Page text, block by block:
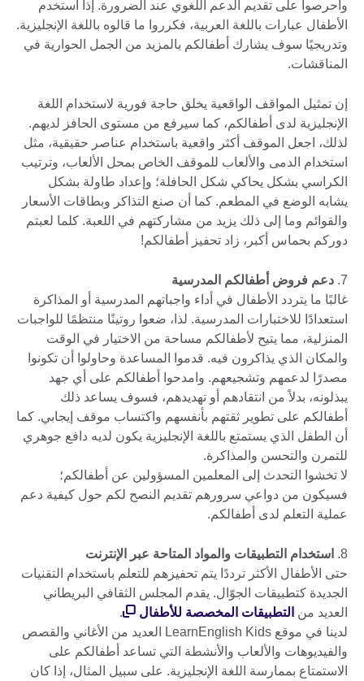
واحرصوا على تقديم الدعم اللغوي عند الضرورة. إذا استخدم
الأطفال عبارات باللغة العربية، فكرروا ما قالوه باللغة الإنجليزية.
وتدريجيًا سوف يشارك أطفالكم بالمزيد من الجمل الحوارية في
المناقشات.
إن تمثيل المواقف الواقعية يخلق حاجة فورية لاستخدام اللغة
الإنجليزية لدى أطفالكم، كما سيرفع من مستوى الحافز لديهم.
لذلك، اجعل الموقف أكثر واقعية باستخدام عناصر حقيقية، مثل
استخدام الدمى والألعاب للموقف الخاص بمحل الألعاب، وترتيب
الكراسي بشكل يحاكي شكل الحافلة؛ وإعداد طاولة بشكل
يشابه الوضع في المطعم. كما أن صنع التذاكر وبطاقات الأسعار
والقوائم وما إلى ذلك يزيد من مشاركتهم في اللعبة. كلما لعبتم
دوركم بحماس أكبر، زاد تحفيز أطفالكم!
7. دعم فروض أطفالكم المدرسية
غالبًا ما يتردد الأطفال في أداء واجباتهم المدرسية أو المذاكرة
استعدادًا للاختبارات المدرسية. لذا، ضعوا روتينًا منتظمًا للواجبات
المنزلية، مما يتيح لأطفالكم مساحة من الاختيار في الوقت
والمكان الذي يذاكرون فيه. قدموا المساعدة وحاولوا أن تكونوا
مصدرًا لدعمهم وتشجيعهم. وامدحوا أطفالكم على أي جهد
يبذلونه، بدلاً من انتقادهم أو تهديدهم، فسوف يساعد ذلك
أطفالكم على تطوير ثقتهم بأنفسهم واكتساب موقف إيجابي. كما
أن الطفل الذي يستمتع باللغة الإنجليزية يكون لديه دافع جوهري
للتمرن والتحسن والمذاكرة.
لا تخشوا التحدث إلى المعلمين المسؤولين عن أطفالكم؛
فسيكون من دواعي سرورهم تقديم النصح لكم حول كيفية دعم
عملية التعلم لدى أطفالكم.
8.
استخدام التطبيقات والمواد المتاحة عبر الإنترنت
حتى الأطفال الأكثر ترددًا يتم تحفيزهم للتعلم باستخدام التقنيات
الجديدة كتطبيقات الجوّال. يقدم المجلس الثقافي البريطاني
العديد من التطبيقات المخصصة للأطفال
.
لدينا في موقع LearnEnglish Kids العديد من الأغاني والقصص
والفيديوهات والألعاب والأنشطة التي تساعد أطفالكم على
الاستمتاع بممارسة اللغة الإنجليزية. على سبيل المثال، إذا كان